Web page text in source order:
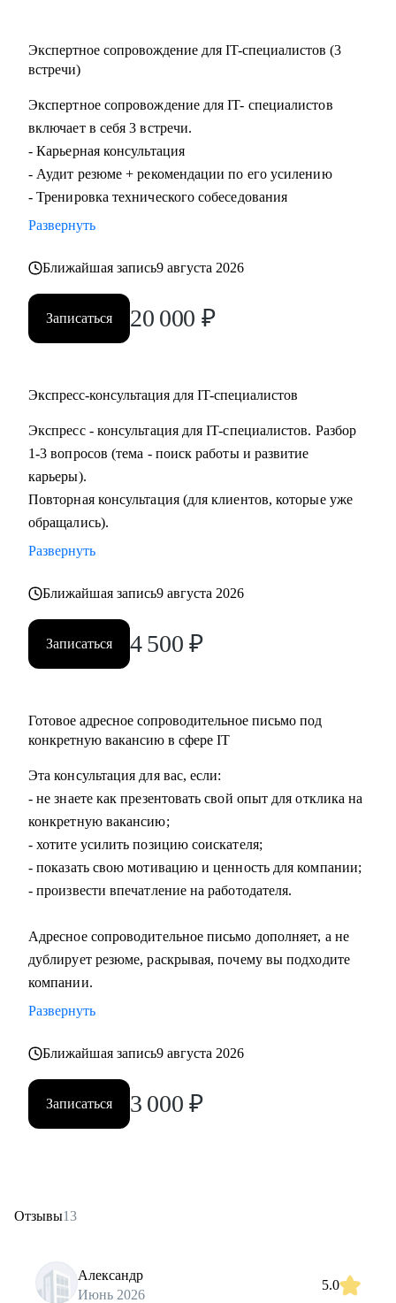
Экспертное сопровождение для IT-специалистов (3
встречи)
Экспертное сопровождение для IT- специалистов
включает в себя 3 встречи.
- Карьерная консультация
- Аудит резюме + рекомендации по его усилению
- Тренировка технического собеседования
Развернуть
Ближайшая запись9 августа 2026
Записаться 20 000 ₽
Экспресс-консультация для IT-специалистов
Экспресс - консультация для IT-специалистов. Разбор
1-3 вопросов (тема - поиск работы и развитие
карьеры).
Повторная консультация (для клиентов, которые уже
обращались).
Развернуть
Ближайшая запись9 августа 2026
Записаться 4 500 ₽
Готовое адресное сопроводительное письмо под
конкретную вакансию в сфере IT
Эта консультация для вас, если:
- не знаете как презентовать свой опыт для отклика на
конкретную вакансию;
- хотите усилить позицию соискателя;
- показать свою мотивацию и ценность для компании;
- произвести впечатление на работодателя.
Адресное сопроводительное письмо дополняет, а не
дублирует резюме, раскрывая, почему вы подходите
компании.
Развернуть
Ближайшая запись9 августа 2026
Записаться 3 000 ₽
Отзывы13
Александр
Июнь 2026
5.0